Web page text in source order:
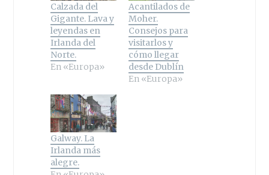
Calzada del
Gigante. Lava y
leyendas en
Irlanda del
Norte.
En «Europa»
Acantilados de
Moher.
Consejos para
visitarlos y
cómo llegar
desde Dublín
En «Europa»
Galway. La
Irlanda más
alegre.